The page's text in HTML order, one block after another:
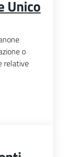
Unico
o
relative